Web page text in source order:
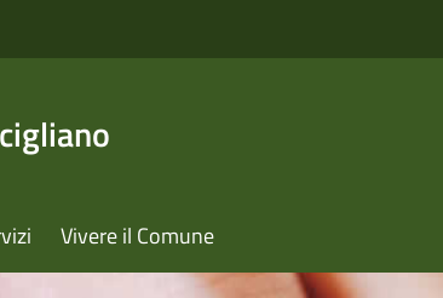
Vivere il Comune